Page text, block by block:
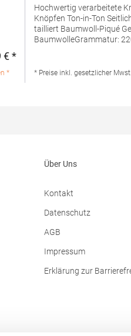
/
Regulärer Preis:
€ *
*
Hochwertig verarbeitete
Knöpfen Ton-in-Ton Seitliche Schlitze Leicht
tailliert Baumwoll-Piqué Gekämmte
BaumwolleGrammatur:
Baumwolle (Sports Grey:
15% Polyester), (Ash: 99%
* Preise inkl. gesetzlicher
Über Uns
Kontakt
Datenschutz
AGB
Impressum
Erklärung zur